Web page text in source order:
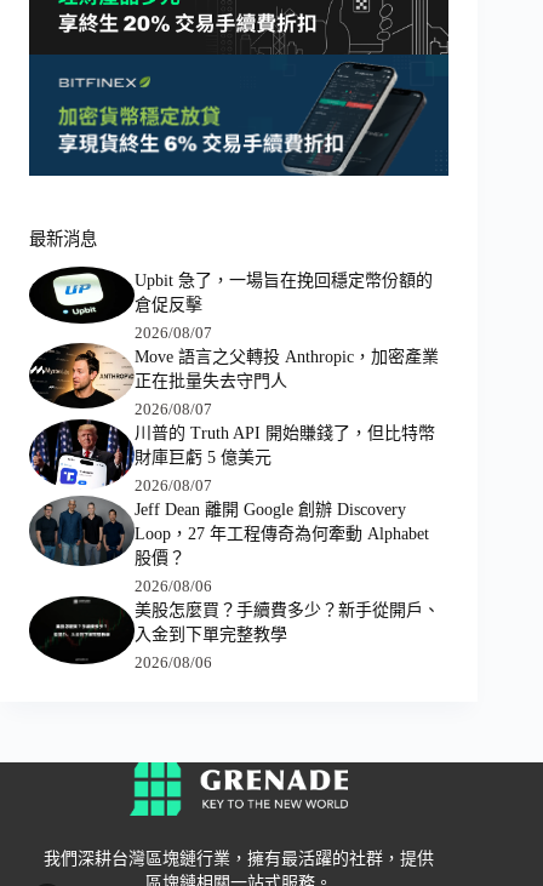
最新消息
Upbit 急了，一場旨在挽回穩定幣份額的
倉促反擊
2026/08/07
Move 語言之父轉投 Anthropic，加密產業
正在批量失去守門人
2026/08/07
川普的 Truth API 開始賺錢了，但比特幣
財庫巨虧 5 億美元
2026/08/07
Jeff Dean 離開 Google 創辦 Discovery
Loop，27 年工程傳奇為何牽動 Alphabet
股價？
2026/08/06
美股怎麼買？手續費多少？新手從開戶、
入金到下單完整教學
2026/08/06
我們深耕台灣區塊鏈行業，擁有最活躍的社群，提供